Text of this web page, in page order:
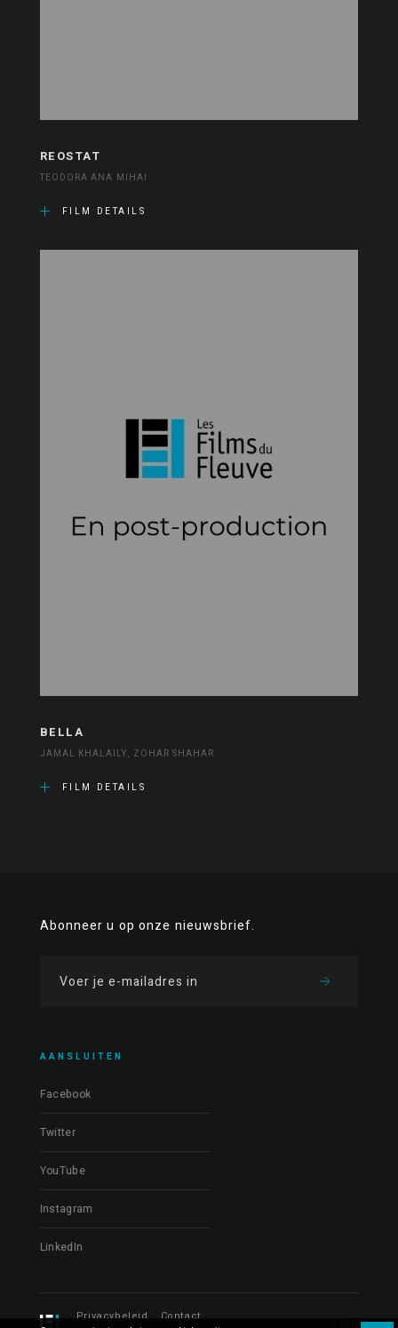
REOSTAT
TEODORA ANA MIHAI
FILM DETAILS
BELLA
JAMAL KHALAILY, ZOHAR SHAHAR
FILM DETAILS
Abonneer u op onze nieuwsbrief.
AANSLUITEN
Facebook
Twitter
YouTube
Instagram
LinkedIn
Privacybeleid Contact